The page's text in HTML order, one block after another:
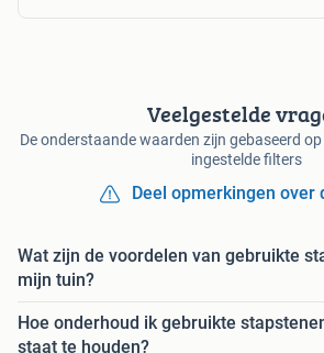
Veelgestelde
De onderstaande waarden zijn gebaseerd
ingestelde filters
Deel opmerkingen over
Wat zijn de voordelen van gebruikte
mijn tuin?
Hoe onderhoud ik gebruikte
staat te houden?